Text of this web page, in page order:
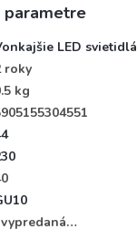
parametre
LED svietidlá
roky
kg